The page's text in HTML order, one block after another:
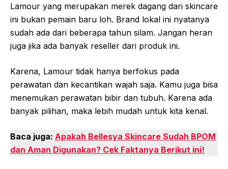
Lamour yang merupakan merek dagang dari skincare
ini bukan pemain baru loh. Brand lokal ini nyatanya
sudah ada dari beberapa tahun silam. Jangan heran
juga jika ada banyak reseller dari produk ini.
Karena, Lamour tidak hanya berfokus pada
perawatan dan kecantikan wajah saja. Kamu juga bisa
menemukan perawatan bibir dan tubuh. Karena ada
banyak pilihan, maka lebih mudah untuk kita kenal.
Baca juga: Apakah Bellesya Skincare Sudah BPOM
dan Aman Digunakan? Cek Faktanya Berikut ini!